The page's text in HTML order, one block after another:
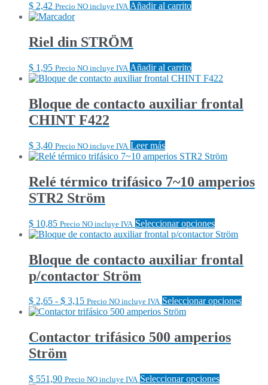
$ 2,42 Precio NO incluye IVA Añadir al carrito
Riel din STRÖM
$ 1,95 Precio NO incluye IVA Añadir al carrito
Bloque de contacto auxiliar frontal
CHINT F422
$ 3,40 Precio NO incluye IVA Leer más
Relé térmico trifásico 7~10 amperios
STR2 Ström
$ 10,85 Precio NO incluye IVA Seleccionar opcionesEste
producto
múltiples
variantes.
se
pueden
en
la
producto
Bloque de contacto auxiliar frontal
p/contactor Ström
$ 2,65 - $ 3,15Rango
de
desde
$ 2,65
Precio NO incluye IVA Seleccionar opcionesEste
Contactor trifásico 500 amperios
Ström
$ 551,90 Precio NO incluye IVA Seleccionar opcionesEste